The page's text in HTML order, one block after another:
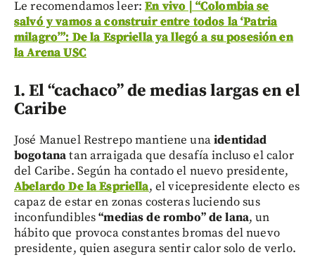
Le recomendamos leer:En vivo | “Colombia se
salvó y vamos a construir entre todos la ‘Patria
milagro’”: De la Espriella ya llegó a su posesión en
la Arena USC
1. El “cachaco” de medias largas en el
Caribe
José Manuel Restrepo mantiene unaidentidad
bogotanatan arraigada que desafía incluso el calor
del Caribe. Según ha contado el nuevo presidente,
Abelardo De la Espriella, el vicepresidente electo es
capaz de estar en zonas costeras luciendo sus
inconfundibles“medias de rombo” de lana, un
hábito que provoca constantes bromas del nuevo
presidente, quien asegura sentir calor solo de verlo.